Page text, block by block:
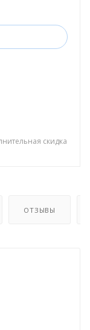
скидка
ОТЗЫВЫ